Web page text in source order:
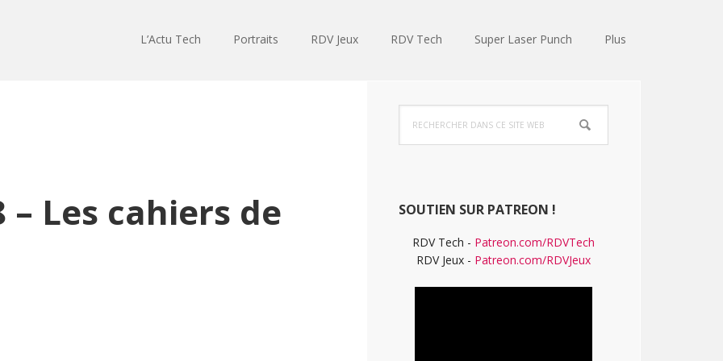
L’Actu Tech Portraits RDV Jeux RDV Tech Super Laser Punch Plus
– Les cahiers de
Barre
latérale
dans
ce
SOUTIEN SUR PATREON !
RDV Tech - Patreon.com/RDVTech
RDV Jeux - Patreon.com/RDVJeux